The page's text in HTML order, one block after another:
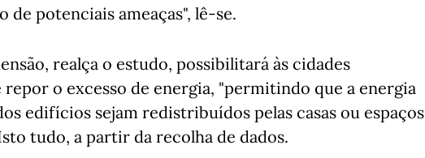
de potenciais ameaças", lê-se.
realça o estudo, possibilitará às cidades
o excesso de energia, "permitindo que a energia
edifícios sejam redistribuídos pelas casas ou espaços
tudo, a partir da recolha de dados.